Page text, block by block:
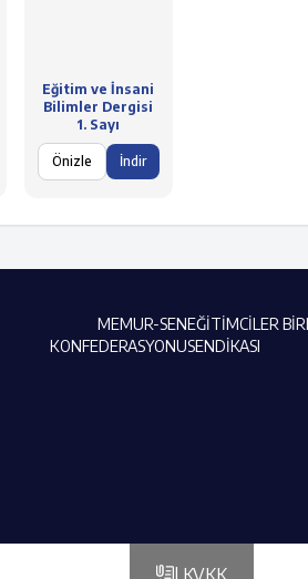
Eğitim ve İnsani
Bilimler Dergisi
1. Sayı
Önizle İndir
MEMUR-SEN
KONFEDERASYONU
EĞİTİMCİLER
SENDİKASI
| KVKK